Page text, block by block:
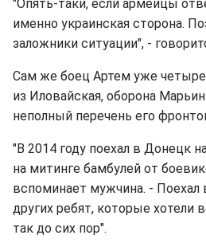
"Опять-таки, если армейцы
именно украинская сторона.
заложники ситуации", -
Сам же боец Артем уже четыре
из Иловайская, оборона
неполный перечень его
"В 2014 году поехал в Донецк
на митинге бамбулей от
вспоминает мужчина. -
других ребят, которые хотели
так до сих пор".